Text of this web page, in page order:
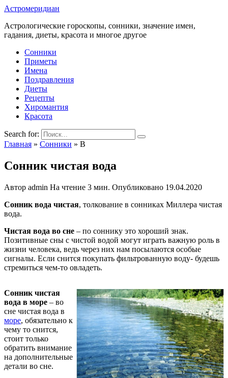
Астромеридиан
Астрологические гороскопы, сонники, значение имен,
гадания, диеты, красота и многое другое
Сонники
Приметы
Имена
Поздравления
Диеты
Рецепты
Хиромантия
Красота
Search for:
Главная » Сонники » В
Сонник чистая вода
Автор admin На чтение 3 мин. Опубликовано 19.04.2020
Сонник вода чистая, толкование в сонниках Миллера чистая
вода.
Чистая вода во сне – по соннику это хороший знак.
Позитивные сны с чистой водой могут играть важную роль в
жизни человека, ведь через них нам посылаются особые
сигналы. Если снится покупать фильтрованную воду- будешь
стремиться чем-то овладеть.
Сонник чистая
вода в море – во
сне чистая вода в
море, обязательно к
чему то снится,
стоит только
обратить внимание
на дополнительные
детали во сне.